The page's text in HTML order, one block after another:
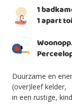
1
1 apart
Duurzame en
(over)leef kelder,
in een rustige,